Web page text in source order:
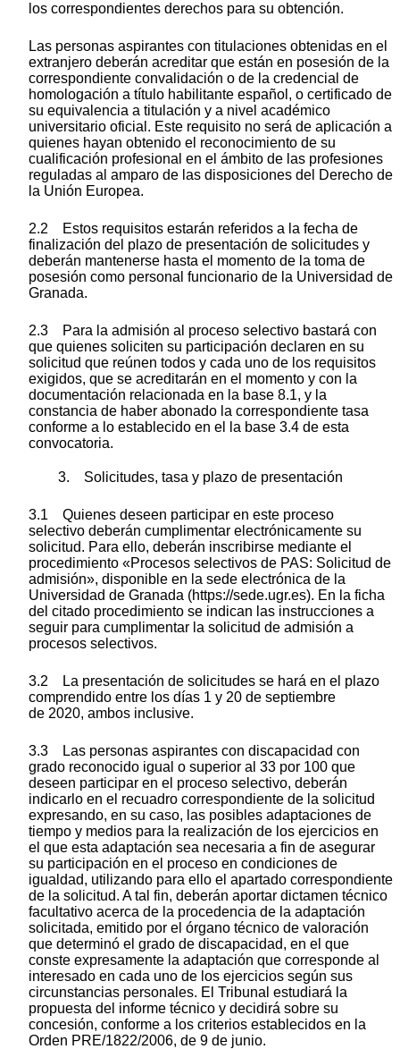
los correspondientes derechos para su obtención.
Las personas aspirantes con titulaciones obtenidas en el
extranjero deberán acreditar que están en posesión de la
correspondiente convalidación o de la credencial de
homologación a título habilitante español, o certificado de
su equivalencia a titulación y a nivel académico
universitario oficial. Este requisito no será de aplicación a
quienes hayan obtenido el reconocimiento de su
cualificación profesional en el ámbito de las profesiones
reguladas al amparo de las disposiciones del Derecho de
la Unión Europea.
2.2 Estos requisitos estarán referidos a la fecha de
finalización del plazo de presentación de solicitudes y
deberán mantenerse hasta el momento de la toma de
posesión como personal funcionario de la Universidad de
Granada.
2.3 Para la admisión al proceso selectivo bastará con
que quienes soliciten su participación declaren en su
solicitud que reúnen todos y cada uno de los requisitos
exigidos, que se acreditarán en el momento y con la
documentación relacionada en la base 8.1, y la
constancia de haber abonado la correspondiente tasa
conforme a lo establecido en el la base 3.4 de esta
convocatoria.
3. Solicitudes, tasa y plazo de presentación
3.1 Quienes deseen participar en este proceso
selectivo deberán cumplimentar electrónicamente su
solicitud. Para ello, deberán inscribirse mediante el
procedimiento «Procesos selectivos de PAS: Solicitud de
admisión», disponible en la sede electrónica de la
Universidad de Granada (https://sede.ugr.es). En la ficha
del citado procedimiento se indican las instrucciones a
seguir para cumplimentar la solicitud de admisión a
procesos selectivos.
3.2 La presentación de solicitudes se hará en el plazo
comprendido entre los días 1 y 20 de septiembre
de 2020, ambos inclusive.
3.3 Las personas aspirantes con discapacidad con
grado reconocido igual o superior al 33 por 100 que
deseen participar en el proceso selectivo, deberán
indicarlo en el recuadro correspondiente de la solicitud
expresando, en su caso, las posibles adaptaciones de
tiempo y medios para la realización de los ejercicios en
el que esta adaptación sea necesaria a fin de asegurar
su participación en el proceso en condiciones de
igualdad, utilizando para ello el apartado correspondiente
de la solicitud. A tal fin, deberán aportar dictamen técnico
facultativo acerca de la procedencia de la adaptación
solicitada, emitido por el órgano técnico de valoración
que determinó el grado de discapacidad, en el que
conste expresamente la adaptación que corresponde al
interesado en cada uno de los ejercicios según sus
circunstancias personales. El Tribunal estudiará la
propuesta del informe técnico y decidirá sobre su
concesión, conforme a los criterios establecidos en la
Orden PRE/1822/2006, de 9 de junio.